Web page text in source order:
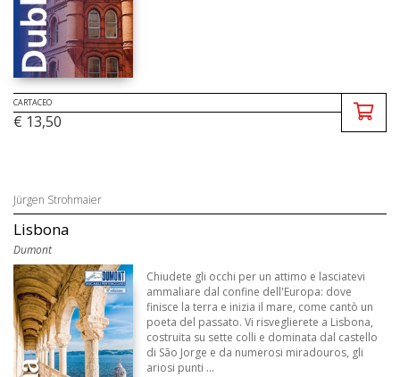
CARTACEO
€ 13,50
Jürgen Strohmaier
Lisbona
Dumont
Chiudete gli occhi per un attimo e lasciatevi
ammaliare dal confine dell'Europa: dove
finisce la terra e inizia il mare, come cantò un
poeta del passato. Vi risveglierete a Lisbona,
costruita su sette colli e dominata dal castello
di São Jorge e da numerosi miradouros, gli
ariosi punti ...